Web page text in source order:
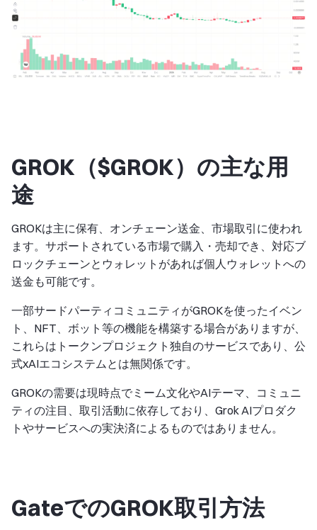
GROK（$GROK）の主な用
途
GROKは主に保有、オンチェーン送金、市場取引に使われ
ます。サポートされている市場で購入・売却でき、対応ブ
ロックチェーンとウォレットがあれば個人ウォレットへの
送金も可能です。
一部サードパーティコミュニティがGROKを使ったイベン
ト、NFT、ボット等の機能を構築する場合がありますが、
これらはトークンプロジェクト独自のサービスであり、公
式xAIエコシステムとは無関係です。
GROKの需要は現時点でミーム文化やAIテーマ、コミュニ
ティの注目、取引活動に依存しており、Grok AIプロダク
トやサービスへの実決済によるものではありません。
GateでのGROK取引方法